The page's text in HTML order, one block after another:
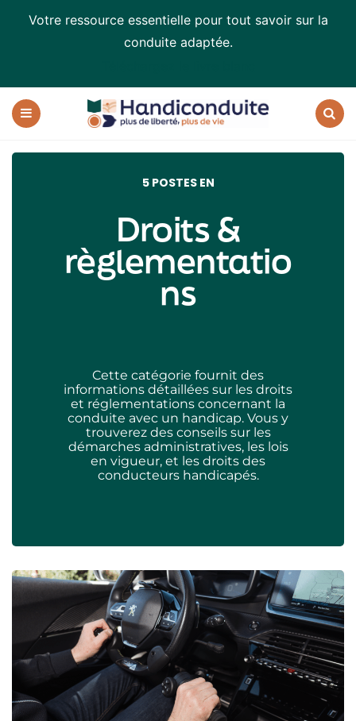
Votre ressource essentielle pour tout savoir sur la
conduite adaptée.
Handiconduite
5 POSTES EN
Droits &
règlementatio
ns
Cette catégorie fournit des
informations détaillées sur les droits
et réglementations concernant la
conduite avec un handicap. Vous y
trouverez des conseils sur les
démarches administratives, les lois
en vigueur, et les droits des
conducteurs handicapés.